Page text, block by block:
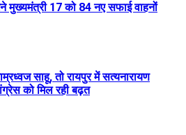
मुख्यमंत्री 17 को 84 नए सफाई वाहनों
साहू, तो रायपुर में सत्यनारायण
को मिल रही बढ़त